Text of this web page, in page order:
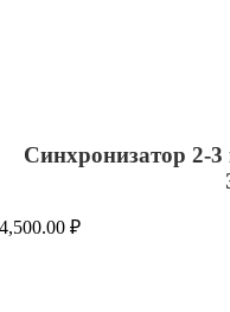
Синхронизатор 2-3
4,500.00₽